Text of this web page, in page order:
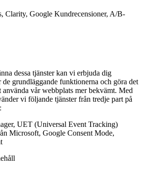
Clarity, Google Kundrecensioner, A/B-
dessa tjänster kan vi erbjuda dig
grundläggande funktionerna och göra det
vår webbplats mer bekvämt. Med
vi följande tjänster från tredje part på
UET (Universal Event Tracking)
Microsoft, Google Consent Mode,